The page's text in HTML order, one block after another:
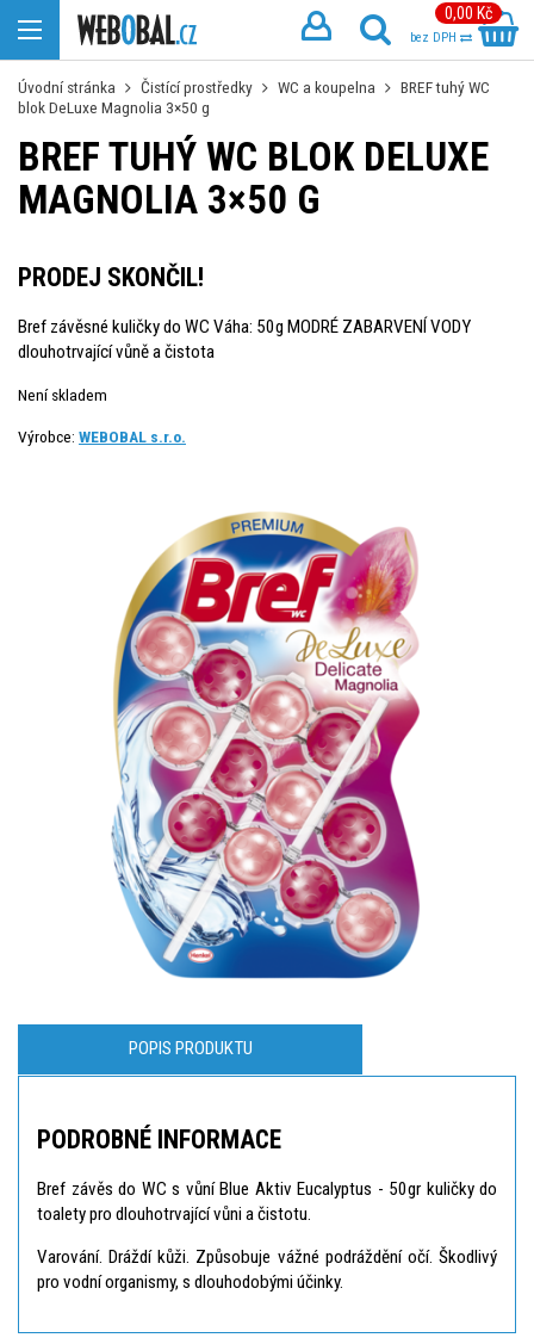
0,00 Kč
bez DPH
Úvodní stránka Čistící prostředky WC a koupelna
BREF tuhý WC
blok DeLuxe Magnolia 3×50 g
BREF TUHÝ WC BLOK DELUXE
MAGNOLIA 3×50 G
PRODEJ SKONČIL!
Bref závěsné kuličky do WC Váha: 50g MODRÉ ZABARVENÍ VODY
dlouhotrvající vůně a čistota
Není skladem
Výrobce: WEBOBAL s.r.o.
POPIS PRODUKTU
PODROBNÉ INFORMACE
Bref závěs do WC s vůní Blue Aktiv Eucalyptus - 50gr kuličky do
toalety pro dlouhotrvající vůni a čistotu.
Varování. Dráždí kůži. Způsobuje vážné podráždění očí. Škodlivý
pro vodní organismy, s dlouhodobými účinky.